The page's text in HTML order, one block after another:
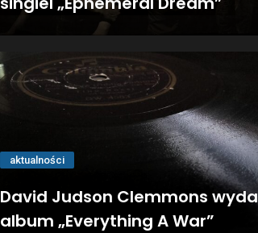
aktualności
David Judson Clemmons wyda
album „Everything A War”